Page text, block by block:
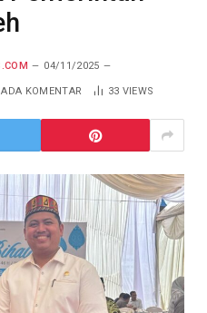
04/11/2025
KOMENTAR 33 VIEWS